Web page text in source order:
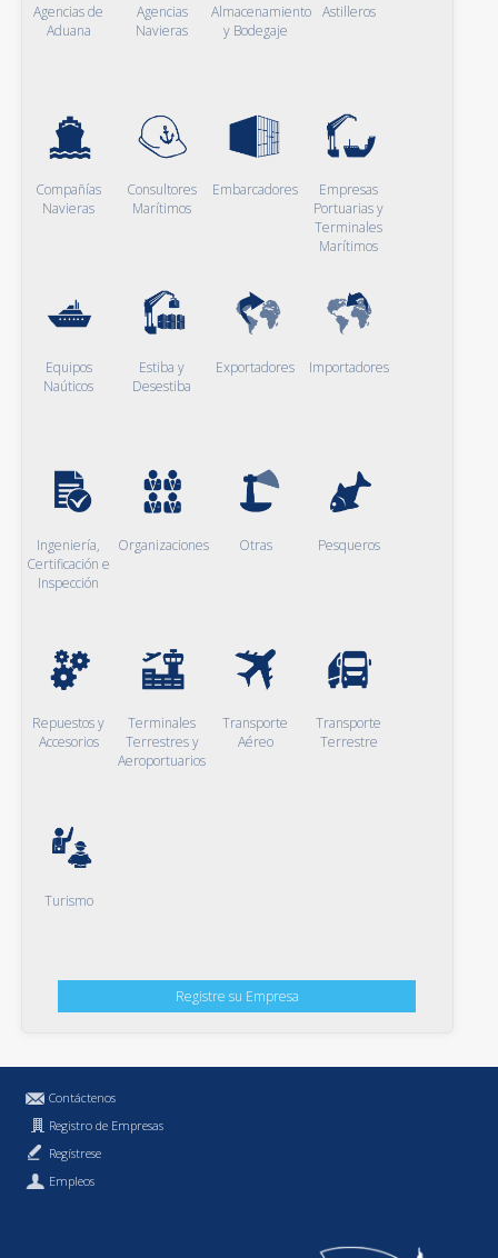
Agencias de
Aduana
Agencias
Navieras
Almacenamiento
y Bodegaje
Astilleros
Compañías
Navieras
Consultores
Marítimos
Embarcadores
Empresas
Portuarias y
Terminales
Marítimos
Equipos
Naúticos
Estiba y
Desestiba
Exportadores Importadores
Ingeniería,
Certificación e
Inspección
Organizaciones Otras Pesqueros
Repuestos y
Accesorios
Terminales
Terrestres y
Aeroportuarios
Transporte
Aéreo
Transporte
Terrestre
Turismo
Registre su Empresa
Contáctenos
Registro de Empresas
Regístrese
Empleos